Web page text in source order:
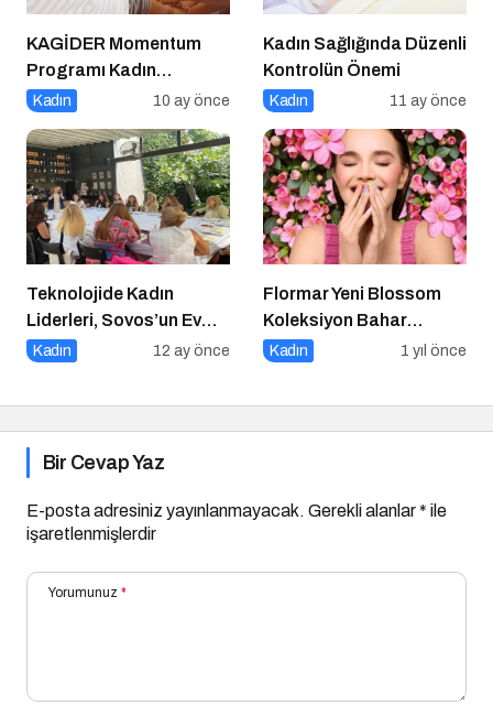
KAGİDER Momentum
Programı Kadın
Girişimcilerin Gücüne
Kadın 10 ay önce
Kadın Sağlığında Düzenli
Kontrolün Önemi
Kadın 11 ay önce
Teknolojide Kadın
Liderleri, Sovos’un Ev
Sahipliğinde Bir Araya
Kadın 12 ay önce
Flormar Yeni Blossom
Koleksiyon Bahar
Çiceklerinin Enerjisiyle
Kadın 1 yıl önce
Bir Cevap Yaz
E-posta adresiniz yayınlanmayacak. Gerekli alanlar* ile
işaretlenmişlerdir
Yorumunuz *